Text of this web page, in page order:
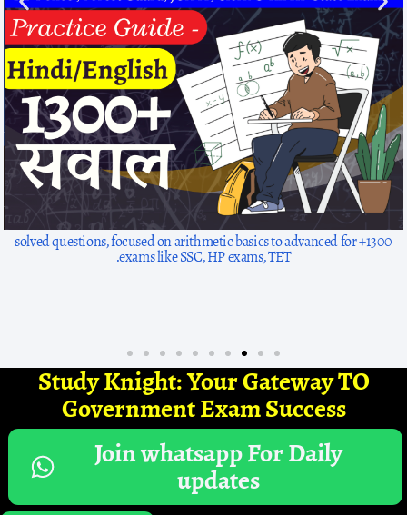
1300+ solved questions, focused on arithmetic basics to advanced for
exams like SSC, HP exams, TET.
Study Knight: Your Gateway TO
Government Exam Success
Join whatsapp For Daily
updates